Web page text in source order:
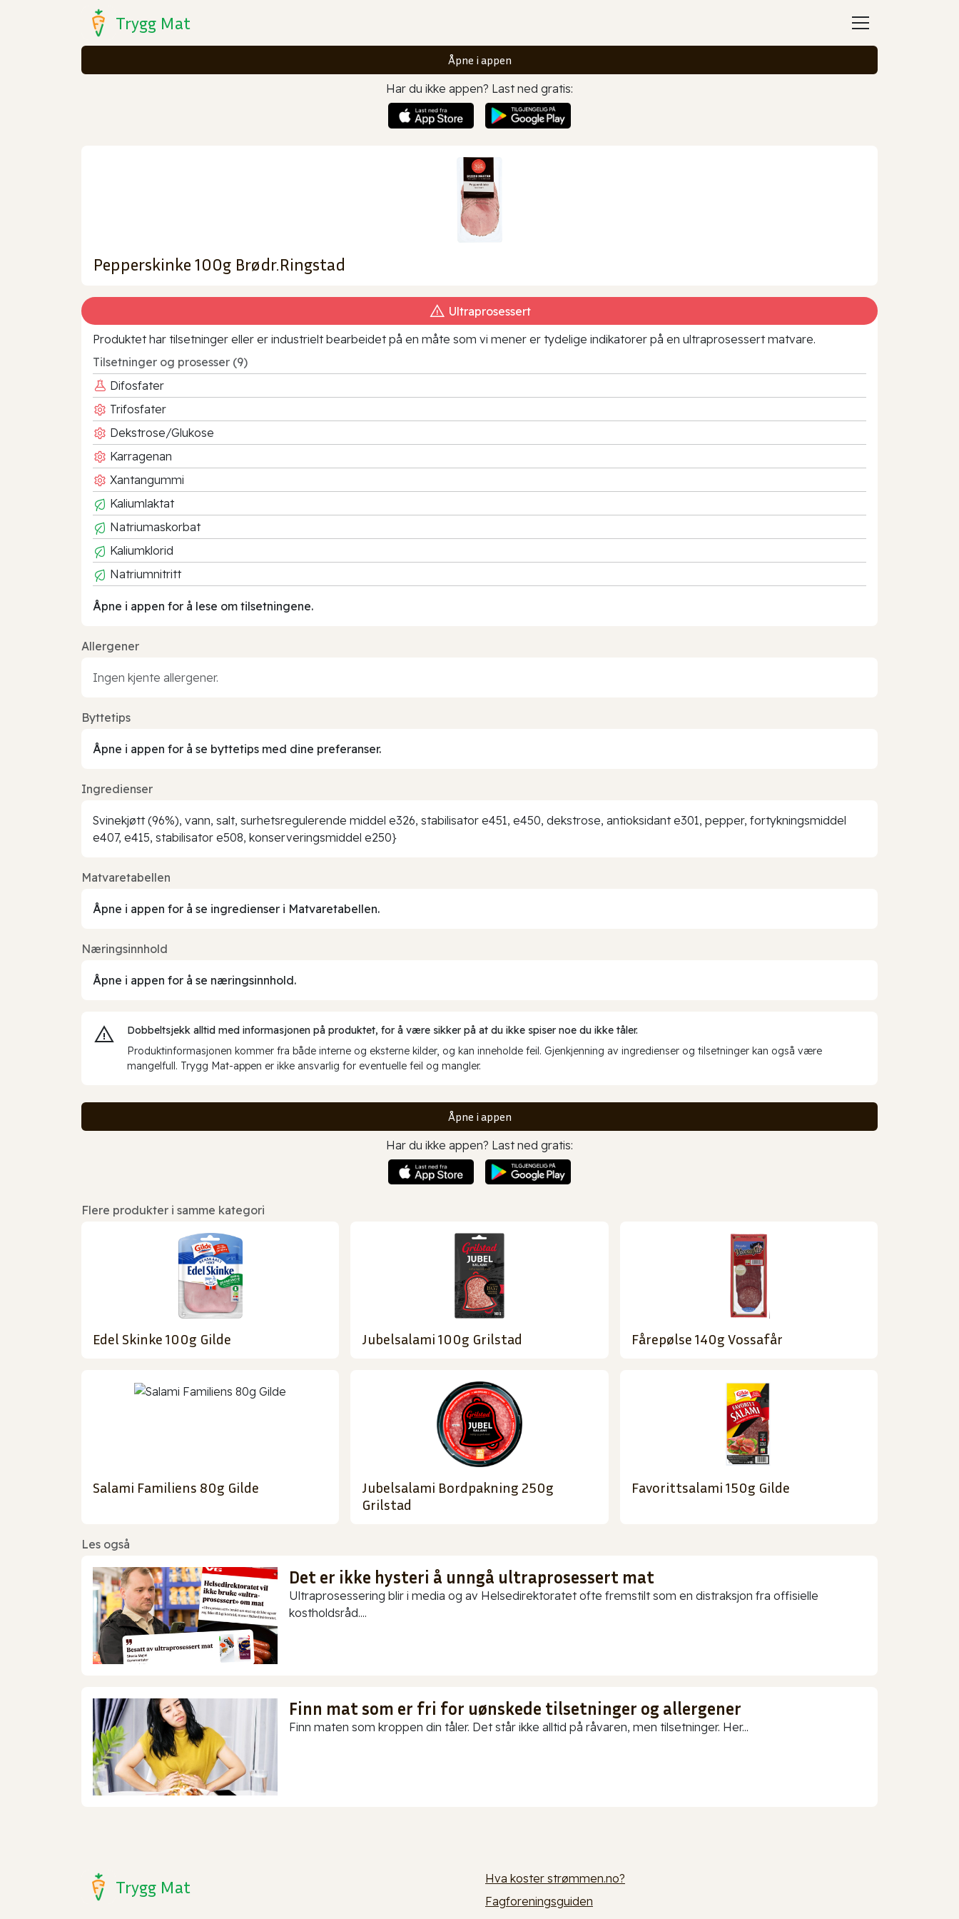
Trygg Mat
Åpne i appen
Har du ikke appen? Last ned gratis:
Pepperskinke 100g Brødr.Ringstad
Ultraprosessert
Produktet har tilsetninger eller er industrielt bearbeidet på en måte som vi mener er tydelige indikatorer på en ultraprosessert matvare.
Tilsetninger og prosesser (9)
Difosfater
Trifosfater
Dekstrose/Glukose
Karragenan
Xantangummi
Kaliumlaktat
Natriumaskorbat
Kaliumklorid
Natriumnitritt
Åpne i appen for å lese om tilsetningene.
Allergener
Ingen kjente allergener.
Byttetips
Åpne i appen for å se byttetips med dine preferanser.
Ingredienser
Svinekjøtt (96%), vann, salt, surhetsregulerende middel e326, stabilisator e451, e450, dekstrose, antioksidant e301, pepper, fortykningsmiddel
e407, e415, stabilisator e508, konserveringsmiddel e250}
Matvaretabellen
Åpne i appen for å se ingredienser i Matvaretabellen.
Næringsinnhold
Åpne i appen for å se næringsinnhold.
Dobbeltsjekk alltid med informasjonen på produktet, for å være sikker på at du ikke spiser noe du ikke tåler.
Produktinformasjonen kommer fra både interne og eksterne kilder, og kan inneholde feil. Gjenkjenning av ingredienser og tilsetninger kan også være
mangelfull. Trygg Mat-appen er ikke ansvarlig for eventuelle feil og mangler.
Åpne i appen
Har du ikke appen? Last ned gratis:
Flere produkter i samme kategori
Edel Skinke 100g Gilde Jubelsalami 100g Grilstad Fårepølse 140g Vossafår
Salami Familiens 80g Gilde
Jubelsalami Bordpakning 250g
Grilstad
Favorittsalami 150g Gilde
Les også
Det er ikke hysteri å unngå ultraprosessert mat
Ultraprosessering blir i media og av Helsedirektoratet ofte fremstilt som en distraksjon fra offisielle
kostholdsråd....
Finn mat som er fri for uønskede tilsetninger og allergener
Finn maten som kroppen din tåler. Det står ikke alltid på råvaren, men tilsetninger. Her...
Trygg Mat
Hva koster strømmen.no?
Fagforeningsguiden